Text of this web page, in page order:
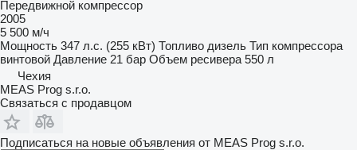
Передвижной компрессор
2005
5 500 м/ч
Мощность 347 л.с. (255 кВт) Топливо дизель Тип компрессора
винтовой Давление 21 бар Объем ресивера 550 л
Чехия
MEAS Prog s.r.o.
Связаться с продавцом
Подписаться на новые объявления от MEAS Prog s.r.o.